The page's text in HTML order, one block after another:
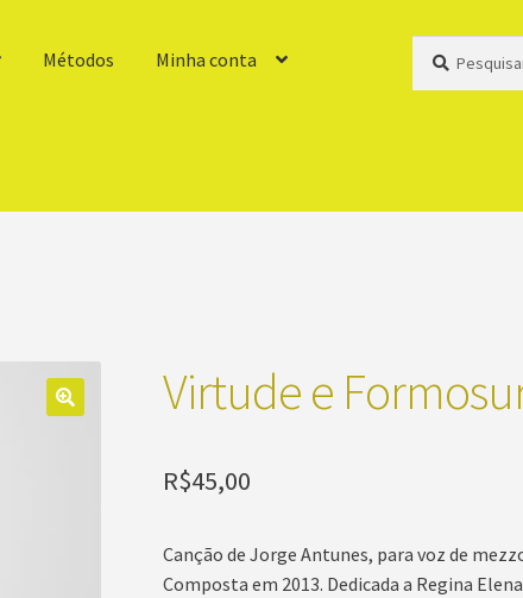
Métodos Minha conta
Pesquisar
Virtude e
R$45,00
Canção de Jorge Antunes, para voz de
Composta em 2013. Dedicada a Regina